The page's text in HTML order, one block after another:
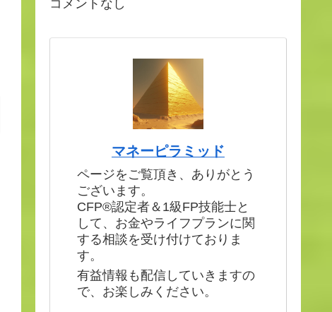
コメントなし
マネーピラミッド
ページをご覧頂き、ありがとう
ございます。
CFP®認定者＆1級FP技能士と
して、お金やライフプランに関
する相談を受け付けておりま
す。
有益情報も配信していきますの
で、お楽しみください。